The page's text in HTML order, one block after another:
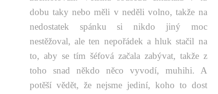
dobu taky nebo měli v neděli volno, takže na
nedostatek spánku si nikdo jiný moc
nestěžoval, ale ten nepořádek a hluk stačil na
to, aby se tím šéfová začala zabývat, takže z
toho snad někdo něco vyvodí, muhihi. A
potěší vědět, že nejsme jediní, koho to dost